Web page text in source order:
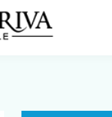
Formazione
firewallumano